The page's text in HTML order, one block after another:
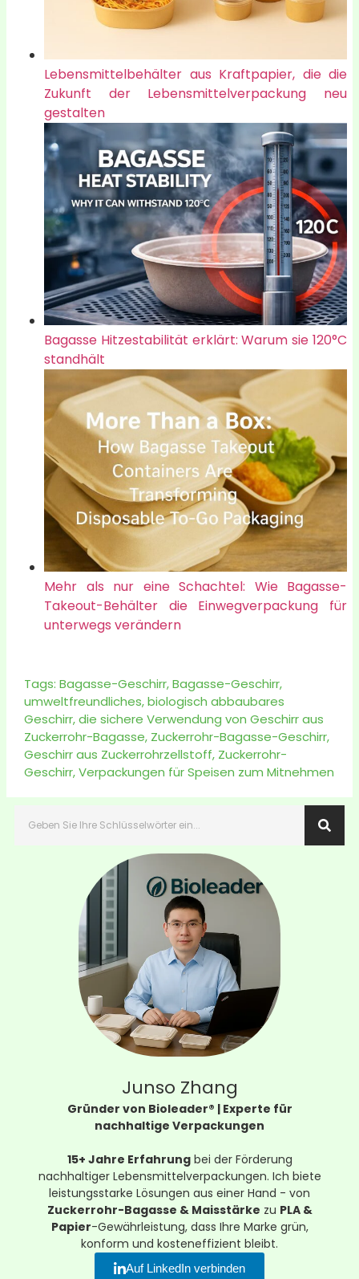
Lebensmittelbehälter aus Kraftpapier, die die
Zukunft der Lebensmittelverpackung neu
gestalten
Bagasse Hitzestabilität erklärt: Warum sie 120°C
standhält
Mehr als nur eine Schachtel: Wie Bagasse-
Takeout-Behälter die Einwegverpackung für
unterwegs verändern
Tags: Bagasse-Geschirr,Bagasse-Geschirr,
umweltfreundliches, biologisch abbaubares
Geschirr,die sichere Verwendung von Geschirr aus
Zuckerrohr-Bagasse, Zuckerrohr-Bagasse-Geschirr,
Geschirr aus Zuckerrohrzellstoff, Zuckerrohr-
Geschirr,Verpackungen für Speisen zum Mitnehmen
Junso Zhang
Gründer von Bioleader® | Experte für
nachhaltige Verpackungen
15+ Jahre Erfahrungbei der Förderung
nachhaltiger Lebensmittelverpackungen. Ich biete
leistungsstarke Lösungen aus einer Hand - von
Zuckerrohr-Bagasse & Maisstärke zu PLA &
Papier-Gewährleistung, dass Ihre Marke grün,
konform und kosteneffizient bleibt.
Auf LinkedIn verbinden